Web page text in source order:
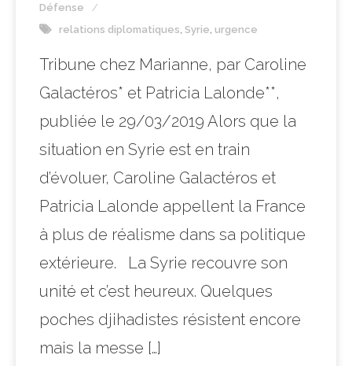
Défense
relations diplomatiques Syrie urgence
Tribune chez Marianne, par Caroline
Galactéros* et Patricia Lalonde**,
publiée le 29/03/2019 Alors que la
situation en Syrie est en train
d’évoluer, Caroline Galactéros et
Patricia Lalonde appellent la France
à plus de réalisme dans sa politique
extérieure. La Syrie recouvre son
unité et c’est heureux. Quelques
poches djihadistes résistent encore
mais la messe […]